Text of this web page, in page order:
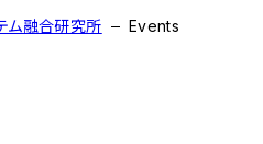
ム融合研究所 Events